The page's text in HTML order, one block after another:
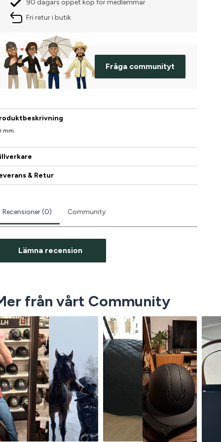
90 dagars öppet köp för medlemmar
Fri retur i butik
Fråga communityt
mm.
& Retur
Recensioner (0) Community
Lämna recension
från vårt Community